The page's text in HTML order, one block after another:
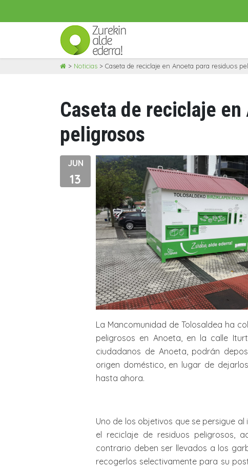
> Noticias > Caseta de reciclaje en Anoeta para residuos
Caseta de reciclaje
peligrosos
JUN
13
La Mancomunidad de Tolosaldea ha
peligrosos en Anoeta, en la calle
ciudadanos de Anoeta, podrán
origen doméstico, en lugar de
hasta ahora.
Uno de los objetivos que se persigue
el reciclaje de residuos peligrosos,
contrario deben ser llevados a los
recogerlos selectivamente para su